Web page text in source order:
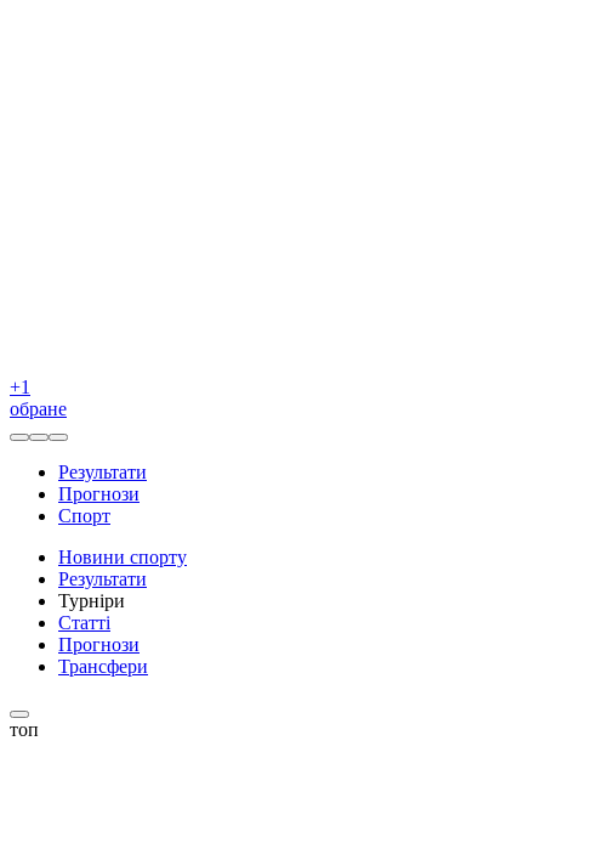
+1
обране
Результати
Прогнози
Спорт
Новини спорту
Результати
Турніри
Статті
Прогнози
Трансфери
топ